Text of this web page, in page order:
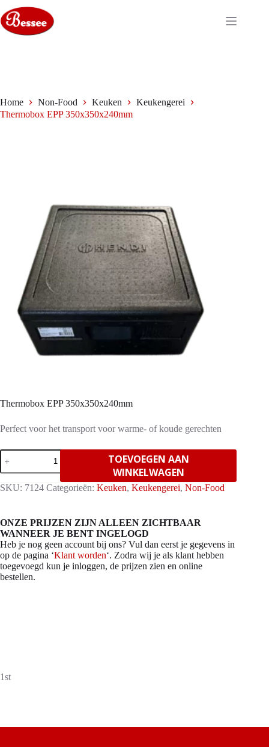
naar
de
inhoud
Home Non-Food Keuken
Keukengerei
Thermobox EPP 350x350x240mm
Thermobox EPP 350x350x240mm
Perfect voor het transport voor warme- of koude gerechten
Thermobox
EPP
350x350x240mm
aantal
TOEVOEGEN AAN
WINKELWAGEN
SKU: 7124 Categorieën: Keuken, Keukengerei, Non-Food
ONZE PRIJZEN ZIJN ALLEEN ZICHTBAAR
WANNEER JE BENT INGELOGD
Heb je nog geen account bij ons? Vul dan eerst je gegevens in
op de pagina ‘Klant worden‘. Zodra wij je als klant hebben
toegevoegd kun je inloggen, de prijzen zien en online
bestellen.
1st